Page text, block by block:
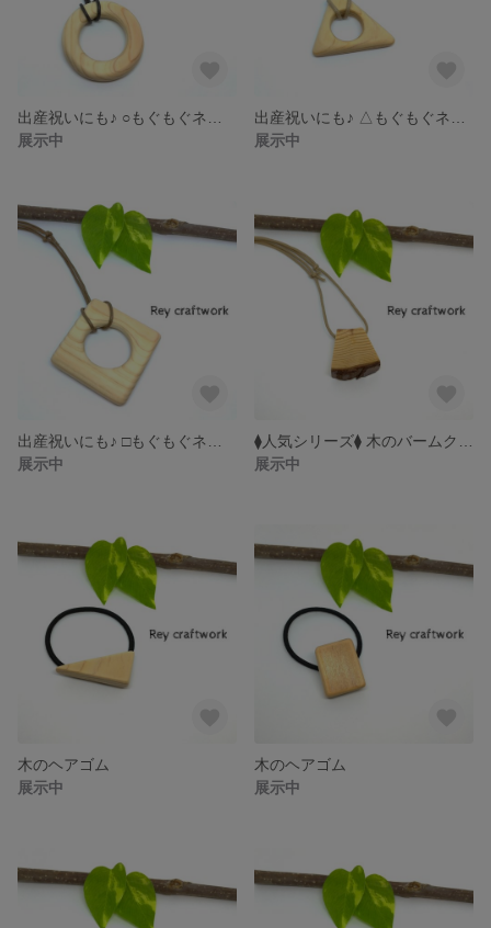
展示中
展示中
展示中
展示中
木のヘアゴム
展示中
木のヘアゴム
展示中